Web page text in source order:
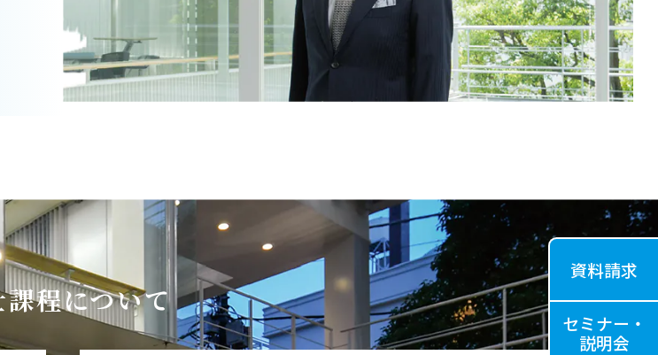
課程について
資料請求
セミナー・
説明会